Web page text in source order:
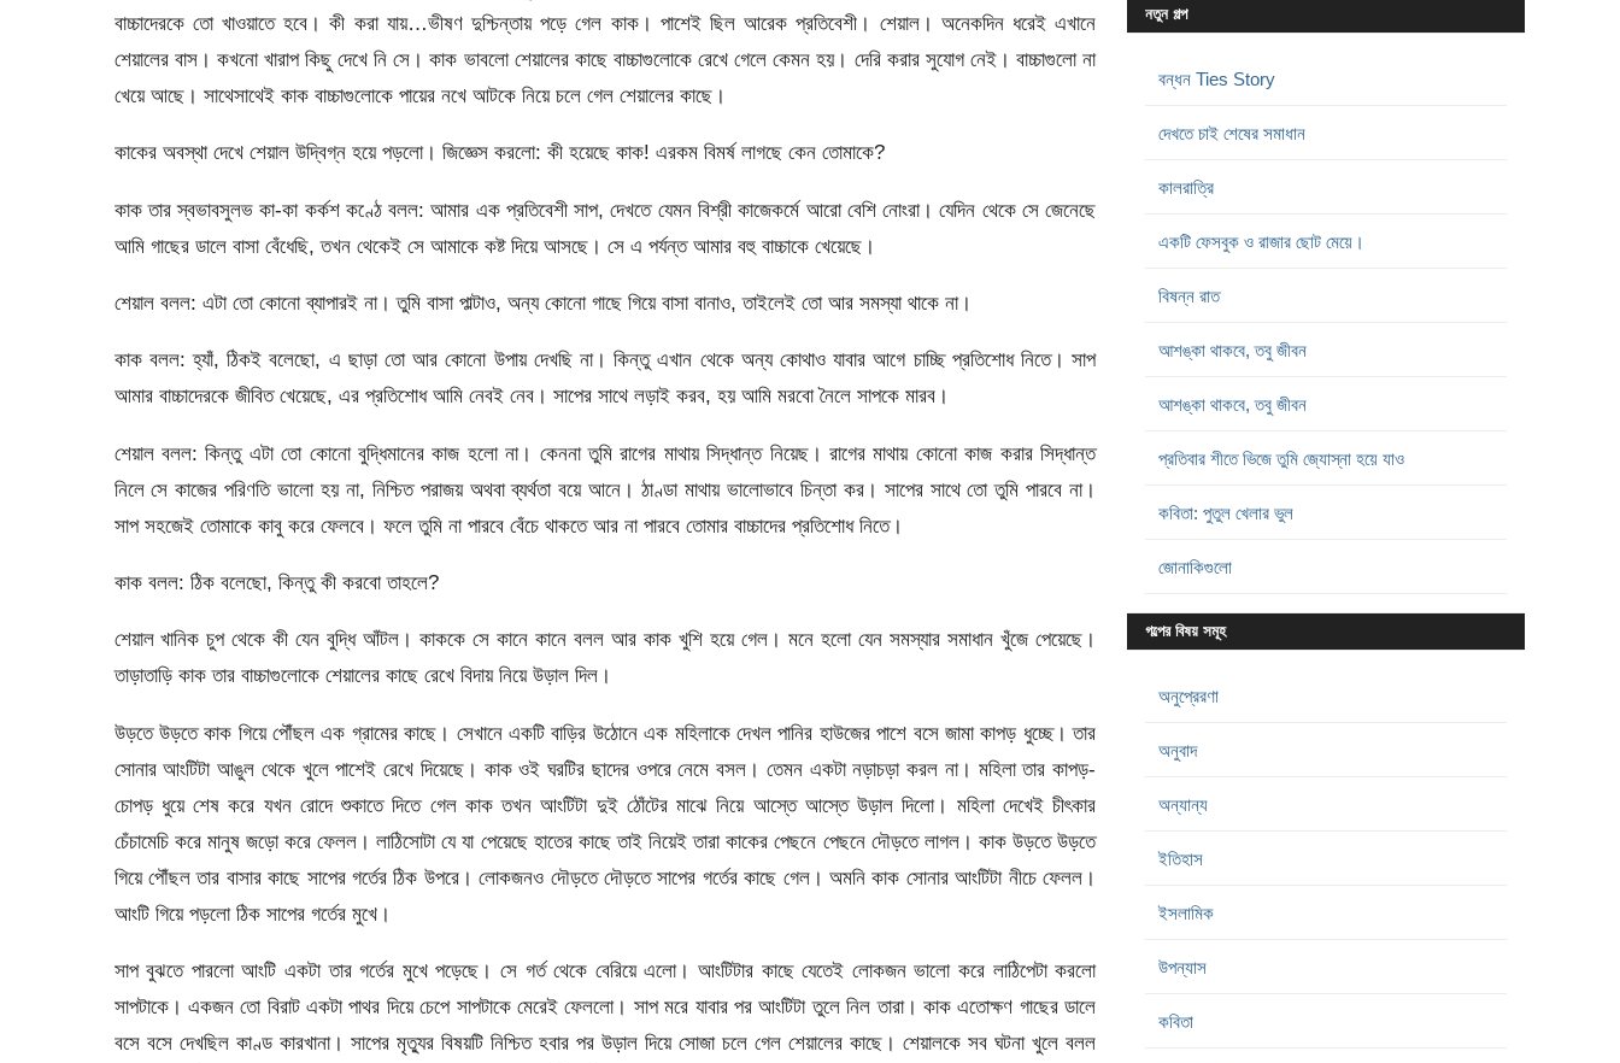
বাচ্চাদেরকে তো খাওয়াতে হবে। কী করা যায়…ভীষণ দুশ্চিন্তায় পড়ে গেল কাক। পাশেই ছিল আরেক প্রতিবেশী। শেয়াল। অনেকদিন ধরেই এখানে
শেয়ালের বাস। কখনো খারাপ কিছু দেখে নি সে। কাক ভাবলো শেয়ালের কাছে বাচ্চাগুলোকে রেখে গেলে কেমন হয়। দেরি করার সুযোগ নেই। বাচ্চাগুলো না
খেয়ে আছে। সাথেসাথেই কাক বাচ্চাগুলোকে পায়ের নখে আটকে নিয়ে চলে গেল শেয়ালের কাছে।
কাকের অবস্থা দেখে শেয়াল উদ্বিগ্ন হয়ে পড়লো। জিজ্ঞেস করলো: কী হয়েছে কাক! এরকম বিমর্ষ লাগছে কেন তোমাকে?
কাক তার স্বভাবসুলভ কা-কা কর্কশ কণ্ঠে বলল: আমার এক প্রতিবেশী সাপ, দেখতে যেমন বিশ্রী কাজেকর্মে আরো বেশি নোংরা। যেদিন থেকে সে জেনেছে
আমি গাছের ডালে বাসা বেঁধেছি, তখন থেকেই সে আমাকে কষ্ট দিয়ে আসছে। সে এ পর্যন্ত আমার বহু বাচ্চাকে খেয়েছে।
শেয়াল বলল: এটা তো কোনো ব্যাপারই না। তুমি বাসা পাল্টাও, অন্য কোনো গাছে গিয়ে বাসা বানাও, তাইলেই তো আর সমস্যা থাকে না।
কাক বলল: হ্যাঁ, ঠিকই বলেছো, এ ছাড়া তো আর কোনো উপায় দেখছি না। কিন্তু এখান থেকে অন্য কোথাও যাবার আগে চাচ্ছি প্রতিশোধ নিতে। সাপ
আমার বাচ্চাদেরকে জীবিত খেয়েছে, এর প্রতিশোধ আমি নেবই নেব। সাপের সাথে লড়াই করব, হয় আমি মরবো নৈলে সাপকে মারব।
শেয়াল বলল: কিন্তু এটা তো কোনো বুদ্ধিমানের কাজ হলো না। কেননা তুমি রাগের মাথায় সিদ্ধান্ত নিয়েছ। রাগের মাথায় কোনো কাজ করার সিদ্ধান্ত
নিলে সে কাজের পরিণতি ভালো হয় না, নিশ্চিত পরাজয় অথবা ব্যর্থতা বয়ে আনে। ঠাণ্ডা মাথায় ভালোভাবে চিন্তা কর। সাপের সাথে তো তুমি পারবে না।
সাপ সহজেই তোমাকে কাবু করে ফেলবে। ফলে তুমি না পারবে বেঁচে থাকতে আর না পারবে তোমার বাচ্চাদের প্রতিশোধ নিতে।
কাক বলল: ঠিক বলেছো, কিন্তু কী করবো তাহলে?
শেয়াল খানিক চুপ থেকে কী যেন বুদ্ধি আঁটল। কাককে সে কানে কানে বলল আর কাক খুশি হয়ে গেল। মনে হলো যেন সমস্যার সমাধান খুঁজে পেয়েছে।
তাড়াতাড়ি কাক তার বাচ্চাগুলোকে শেয়ালের কাছে রেখে বিদায় নিয়ে উড়াল দিল।
উড়তে উড়তে কাক গিয়ে পৌঁছল এক গ্রামের কাছে। সেখানে একটি বাড়ির উঠোনে এক মহিলাকে দেখল পানির হাউজের পাশে বসে জামা কাপড় ধুচ্ছে। তার
সোনার আংটিটা আঙুল থেকে খুলে পাশেই রেখে দিয়েছে। কাক ওই ঘরটির ছাদের ওপরে নেমে বসল। তেমন একটা নড়াচড়া করল না। মহিলা তার কাপড়-
চোপড় ধুয়ে শেষ করে যখন রোদে শুকাতে দিতে গেল কাক তখন আংটিটা দুই ঠোঁটের মাঝে নিয়ে আস্তে আস্তে উড়াল দিলো। মহিলা দেখেই চীৎকার
চেঁচামেচি করে মানুষ জড়ো করে ফেলল। লাঠিসোটা যে যা পেয়েছে হাতের কাছে তাই নিয়েই তারা কাকের পেছনে পেছনে দৌড়তে লাগল। কাক উড়তে উড়তে
গিয়ে পৌঁছল তার বাসার কাছে সাপের গর্তের ঠিক উপরে। লোকজনও দৌড়তে দৌড়তে সাপের গর্তের কাছে গেল। অমনি কাক সোনার আংটিটা নীচে ফেলল।
আংটি গিয়ে পড়লো ঠিক সাপের গর্তের মুখে।
সাপ বুঝতে পারলো আংটি একটা তার গর্তের মুখে পড়েছে। সে গর্ত থেকে বেরিয়ে এলো। আংটিটার কাছে যেতেই লোকজন ভালো করে লাঠিপেটা করলো
সাপটাকে। একজন তো বিরাট একটা পাথর দিয়ে চেপে সাপটাকে মেরেই ফেললো। সাপ মরে যাবার পর আংটিটা তুলে নিল তারা। কাক এতোক্ষণ গাছের ডালে
বসে বসে দেখছিল কাণ্ড কারখানা। সাপের মৃত্যুর বিষয়টি নিশ্চিত হবার পর উড়াল দিয়ে সোজা চলে গেল শেয়ালের কাছে। শেয়ালকে সব ঘটনা খুলে বলল
নতুন গল্প
বন্ধন Ties Story
দেখতে চাই শেষের সমাধান
কালরাত্রি
একটি ফেসবুক ও রাজার ছোট মেয়ে।
বিষন্ন রাত
আশঙ্কা থাকবে, তবু জীবন
আশঙ্কা থাকবে, তবু জীবন
প্রতিবার শীতে ভিজে তুমি জ্যোস্না হয়ে যাও
কবিতা: পুতুল খেলার ভুল
জোনাকিগুলো
গল্পের বিষয় সমূহ
অনুপ্রেরণা
অনুবাদ
অন্যান্য
ইতিহাস
ইসলামিক
উপন্যাস
কবিতা